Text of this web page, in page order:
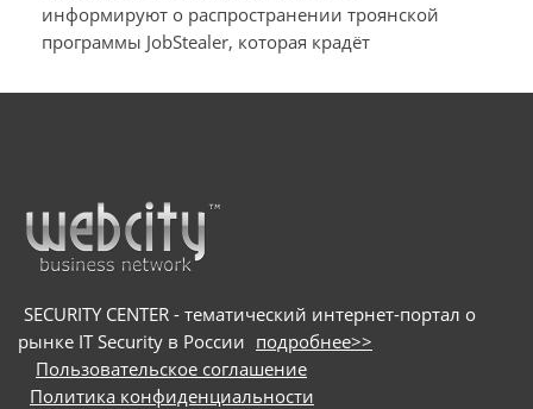
похищает у пользователей macOS и
Windows их данные и денежные средства
информируют о распространении троянской
программы JobStealer, которая крадёт
и Windows. Основной целью вредоносного ПО
онлайн-собеседованиями: они направляют
потенциальных жертв на вредоносные сайты и
под видом приложения для видеоконференций
SECURITY CENTER - тематический интернет-портал о
рынке IT Security в России подробнее>>
Пользовательское соглашение
Политика конфиденциальности